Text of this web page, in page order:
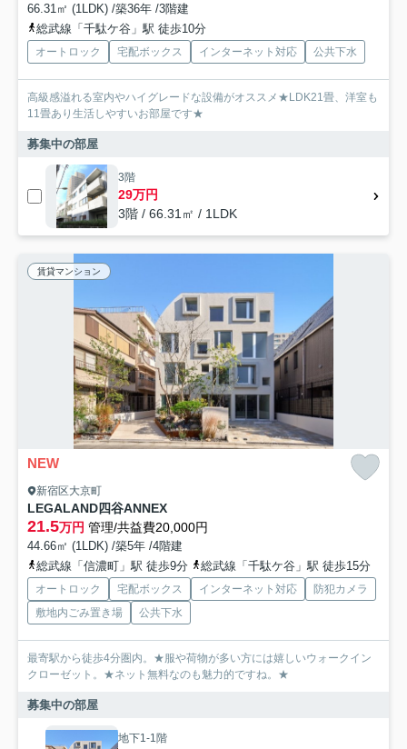
66.31㎡ (1LDK) /築36年 /3階建
総武線「千駄ケ谷」駅 徒歩10分
オートロック 宅配ボックス インターネット対応 公共下水
高級感溢れる室内やハイグレードな設備がオススメ★LDK21畳、洋室も
11畳あり生活しやすいお部屋です★
募集中の部屋
3階
29万円
3階 / 66.31㎡ / 1LDK
賃貸マンション
NEW
新宿区大京町
LEGALAND四谷ANNEX
21.5万円 管理/共益費20,000円
44.66㎡ (1LDK) /築5年 /4階建
総武線「信濃町」駅 徒歩9分
総武線「千駄ケ谷」駅 徒歩15分
オートロック 宅配ボックス インターネット対応
防犯カメラ
敷地内ごみ置き場
公共下水
最寄駅から徒歩4分圏内。★服や荷物が多い方には嬉しいウォークイン
クローゼット。★ネット無料なのも魅力的ですね。★
募集中の部屋
地下1-1階